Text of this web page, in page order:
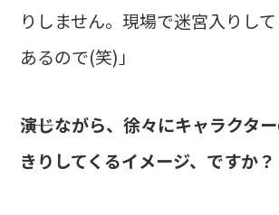
りしません。現場で迷宮入りし
あるので(笑)」
――演じながら、徐々にキャラクタ
きりしてくるイメージ、ですか？